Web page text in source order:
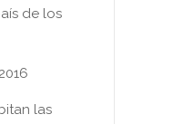
de los
las